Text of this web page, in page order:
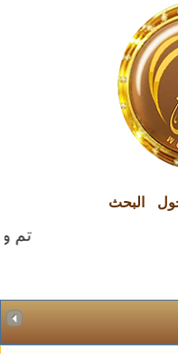
البحث
تم